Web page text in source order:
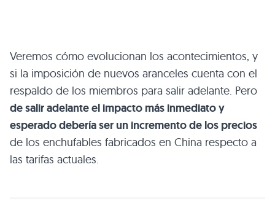
Veremos cómo evolucionan los acontecimientos, y
si la imposición de nuevos aranceles cuenta con el
respaldo de los miembros para salir adelante. Pero
de salir adelante el impacto más inmediato y
esperado debería ser un incremento de los precios
de los enchufables fabricados en China respecto a
las tarifas actuales.